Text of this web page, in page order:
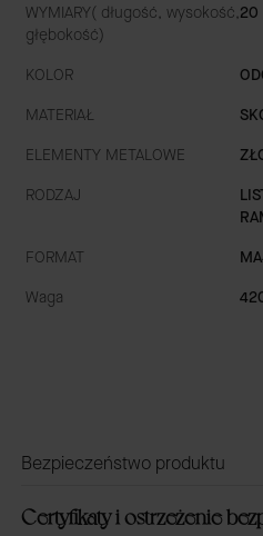
WYMIARY( długość, wysokość,
głębokość)
20
KOLOR
MATERIAŁ
ELEMENTY METALOWE
RODZAJ
FORMAT
Waga
Bezpieczeństwo produktu
Certyfikaty i ostrzeżenie